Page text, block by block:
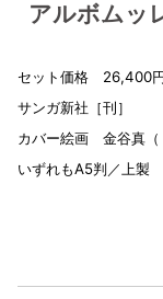
アルボムッ
セット価格 26,400円
サンガ新社［刊］
カバー絵画 金谷真
いずれもA5判／上製